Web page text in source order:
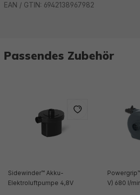
EAN / GTIN: 6942138967982
Passendes Zubehör
Sidewinder™ Akku-
Elektroluftpumpe 4,8V
V) 680 l/